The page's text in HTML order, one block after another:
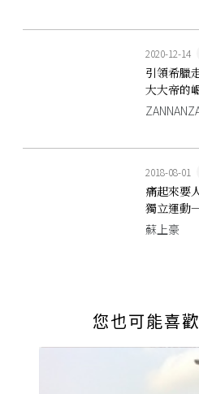
2020-12-14
引領希臘
大大帝的
2018-08-01
痛起來要
獨立運動
蘇上豪
您也可能喜